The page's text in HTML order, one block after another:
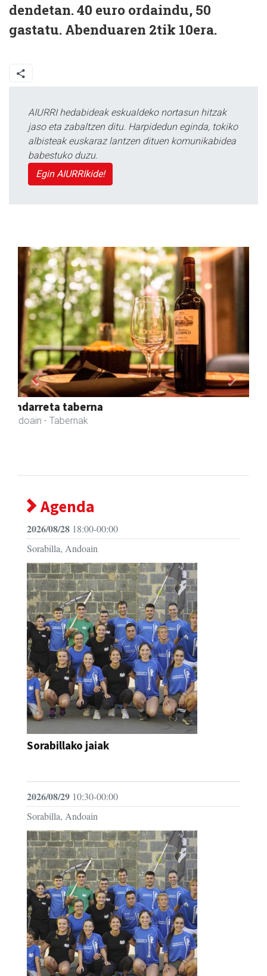
dendetan. 40 euro ordaindu, 50
gastatu. Abenduaren 2tik 10era.
AIURRI hedabideak eskualdeko nortasun hitzak
jaso eta zabaltzen ditu. Harpidedun eginda, tokiko
albisteak euskaraz lantzen dituen komunikabidea
babestuko duzu.
Egin AIURRIkide!
Hiru Jatetxea
Andoain - Tabernak
Previous Next
Agenda
2026/08/28 18:00-00:00
Sorabilla, Andoain
Sorabillako jaiak
2026/08/29 10:30-00:00
Sorabilla, Andoain